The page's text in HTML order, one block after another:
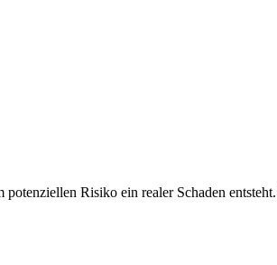
Risiko ein realer Schaden